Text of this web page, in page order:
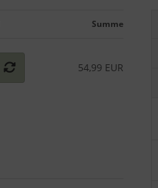
Summe
54,99 EUR